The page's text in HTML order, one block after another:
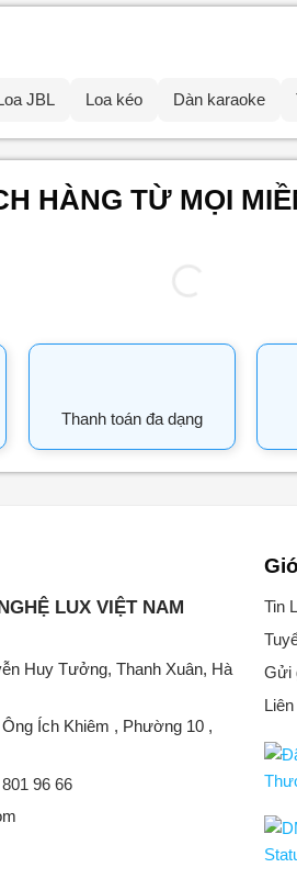
JBL Loa kéo Dàn karaoke
HÀNG TỪ MỌI
Thanh toán đa dạng
LUX VIỆT NAM
Huy Tưởng, Thanh Xuân, Hà
Ích Khiêm , Phường 10 ,
96 66
Tin
Gửi